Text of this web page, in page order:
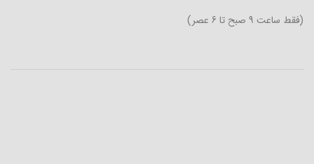
(فقط ساعت 9 صبح تا 6 عصر)